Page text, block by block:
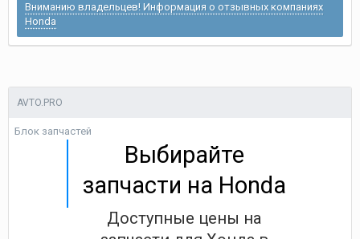
Вниманию владельцев! Информация о отзывных компаниях
Honda
AVTO.PRO
Блок запчастей
Выбирайте
запчасти на Honda
Доступные цены на